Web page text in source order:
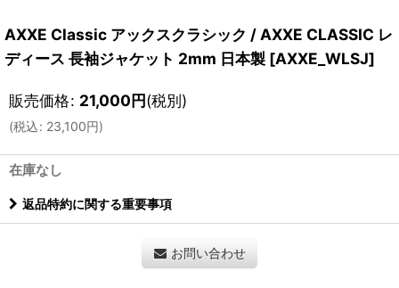
AXXE Classic アックスクラシック / AXXE CLASSIC レ
ディース 長袖ジャケット 2mm 日本製 [AXXE_WLSJ]
販売価格: 21,000円(税別)
(税込: 23,100円)
在庫なし
返品特約に関する重要事項
お問い合わせ